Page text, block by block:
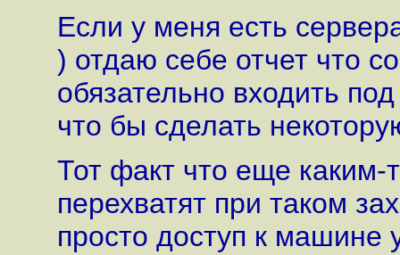
Если у меня есть
) отдаю себе отчет что
обязательно входить
что бы сделать
Тот факт что еще каким-
перехватят при таком
просто доступ к машине